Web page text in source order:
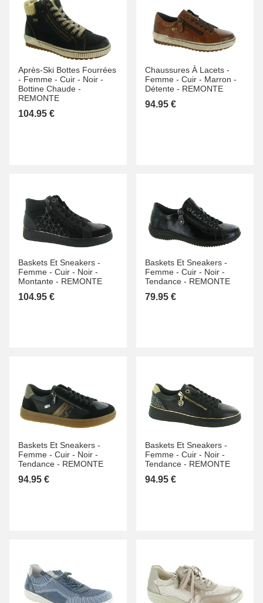
Après-Ski Bottes Fourrées
- Femme - Cuir - Noir -
Bottine Chaude -
REMONTE
104.95 €
Chaussures À Lacets -
Femme - Cuir - Marron -
Détente - REMONTE
94.95 €
Baskets Et Sneakers -
Femme - Cuir - Noir -
Montante - REMONTE
104.95 €
Baskets Et Sneakers -
Femme - Cuir - Noir -
Tendance - REMONTE
79.95 €
Baskets Et Sneakers -
Femme - Cuir - Noir -
Tendance - REMONTE
94.95 €
Baskets Et Sneakers -
Femme - Cuir - Noir -
Tendance - REMONTE
94.95 €